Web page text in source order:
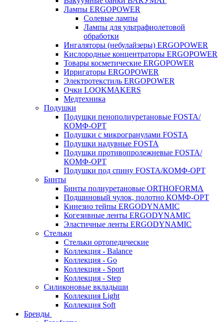
Лампы ERGOPOWER
Солевые лампы
Лампы для ультрафиолетовой
обработки
Ингаляторы (небулайзеры) ERGOPOWER
Кислородные концентраторы ERGOPOWER
Товары косметические ERGOPOWER
Ирригаторы ERGOPOWER
Электротекстиль ERGOPOWER
Очки LOOKMAKERS
Медтехника
Подушки
Подушки пенополиуретановые FOSTA/
КОМФ-ОРТ
Подушки с микрогранулами FOSTA
Подушки надувные FOSTA
Подушки противопролежневые FOSTA/
КОМФ-ОРТ
Подушки под спину FOSTA/КОМФ-ОРТ
Бинты
Бинты полиуретановые ORTHOFORMA
Подшиновый чулок, полотно КОМФ-ОРТ
Кинезио тейпы ERGODYNAMIC
Когезивные ленты ERGODYNAMIC
Эластичные ленты ERGODYNAMIC
Стельки
Стельки ортопедические
Коллекция - Balance
Коллекция - Go
Коллекция - Sport
Коллекция - Step
Силиконовые вкладыши
Коллекция Light
Коллекция Soft
Бренды